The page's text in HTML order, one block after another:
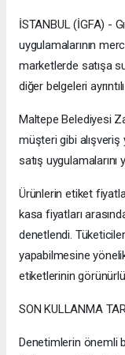
İSTANBUL (İGFA) -
uygulamalarının
marketlerde satışa
diğer belgeleri
Maltepe Belediyesi
müşteri gibi alışveriş
satış
Ürünlerin etiket
kasa fiyatları
denetlendi.
yapabilmesine
etiketlerinin
SON KULLANMA
Denetimlerin önemli